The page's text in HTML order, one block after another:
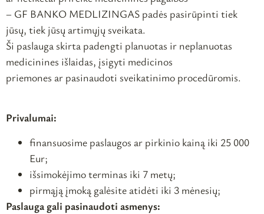
– GF BANKO MEDLIZINGAS padės pasirūpinti tiek
jūsų, tiek jūsų artimųjų sveikata.
Ši paslauga skirta padengti planuotas ir neplanuotas
medicinines išlaidas, įsigyti medicinos
priemones ar pasinaudoti sveikatinimo procedūromis.
Privalumai:
finansuosime paslaugos ar pirkinio kainą iki 25 000
Eur;
išsimokėjimo terminas iki 7 metų;
pirmąją įmoką galėsite atidėti iki 3 mėnesių;
Paslauga gali pasinaudoti asmenys: